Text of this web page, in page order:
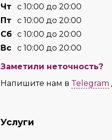
Чт
с 10:00 до 20:00
Пт
с 10:00 до 20:00
Сб с 10:00 до 20:00
Вс
с 10:00 до 20:00
Заметили неточность?
Напишите нам в Telegram
Услуги